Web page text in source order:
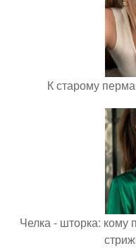
К старому
Челка - шторка: кому